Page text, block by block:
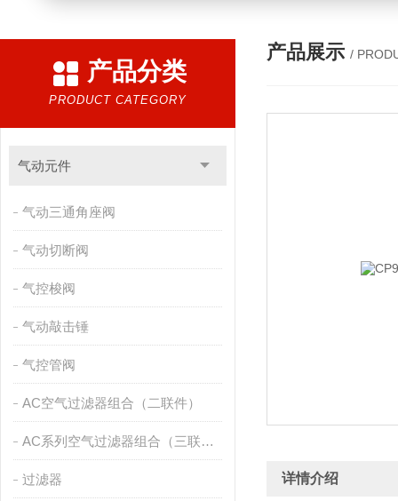
产品分类
PRODUCT CATEGORY
气动元件
气动三通角座阀
气动切断阀
气控梭阀
气动敲击锤
气控管阀
AC空气过滤器组合（二联件）
AC系列空气过滤器组合（三联件）
过滤器
产品展示 /
详情介绍